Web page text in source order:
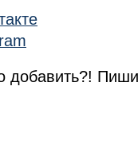
добавить?!